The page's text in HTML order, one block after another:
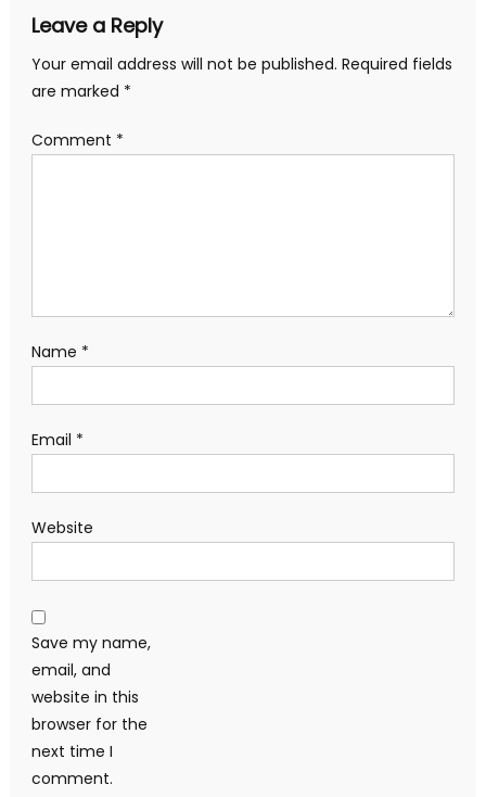
Leave a Reply
Your email address will not be published. Required fields
are marked *
Comment *
Name *
Email *
Website
Save my name,
email, and
website in this
browser for the
next time I
comment.